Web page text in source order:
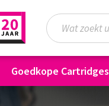
Goedkope Cartridges